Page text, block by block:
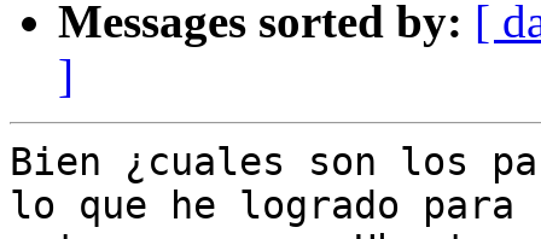
Messages sorted by: [
]
Bien ¿cuales son los
lo que he logrado para